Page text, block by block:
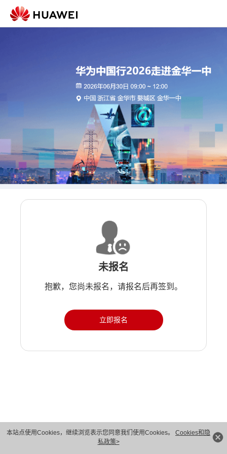
本站点使用Cookies，继续浏览表示您同意我们使用Cookies。 Cookies和隐
私政策>
未报名
抱歉，您尚未报名，请报名后再签到。
立即报名
版权所有 © 华为技术有限公司 1998-2026。 保留一切权利。粤A2-20044005号
隐私保护
法律声明